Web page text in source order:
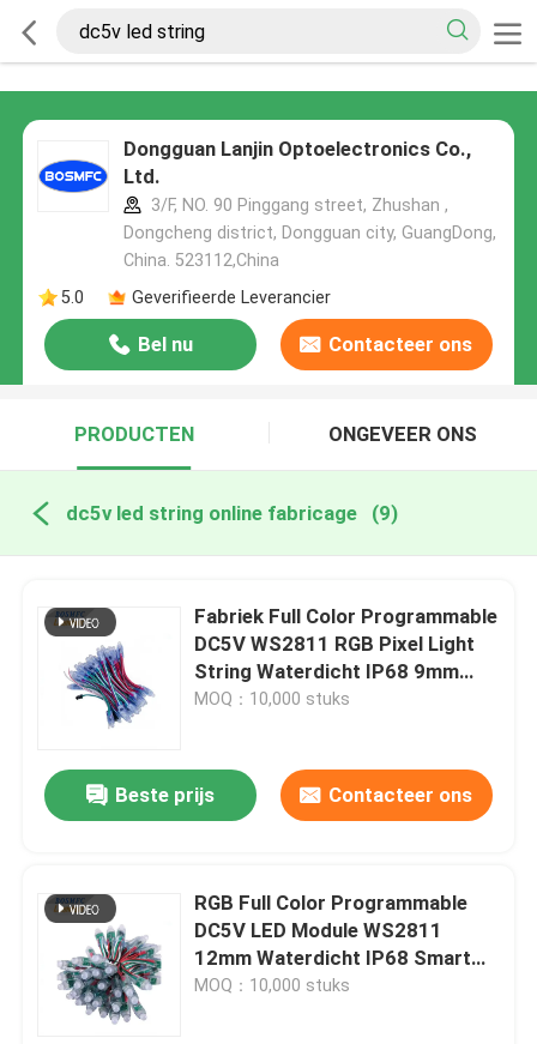
Dongguan Lanjin Optoelectronics Co.,
Ltd.
3/F, NO. 90 Pinggang street, Zhushan ,
Dongcheng district, Dongguan city, GuangDong,
China. 523112,China
5.0
Geverifieerde Leverancier
Bel nu Contacteer ons
PRODUCTEN ONGEVEER ONS
dc5v led string online fabricage (9)
Fabriek Full Color Programmable
DC5V WS2811 RGB Pixel Light
String Waterdicht IP68 9mm
12mm Led String
MOQ：10,000 stuks
Beste prijs Contacteer ons
RGB Full Color Programmable
DC5V LED Module WS2811
12mm Waterdicht IP68 Smart
Pixel Kerstverlichting RGB
MOQ：10,000 stuks